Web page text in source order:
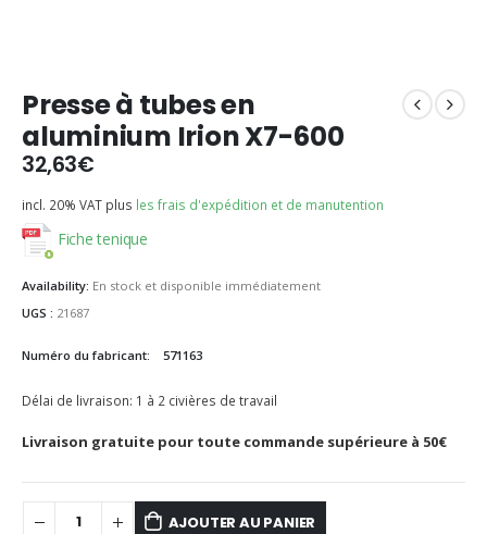
Presse à tubes en
aluminium Irion X7-600
32,63€
incl. 20% VAT plus les frais d'expédition et de manutention
Fiche tenique
Availability: En stock et disponible immédiatement
UGS : 21687
Numéro du fabricant: 571163
Délai de livraison: 1 à 2 civières de travail
Livraison gratuite pour toute commande supérieure à 50€
AJOUTER AU PANIER